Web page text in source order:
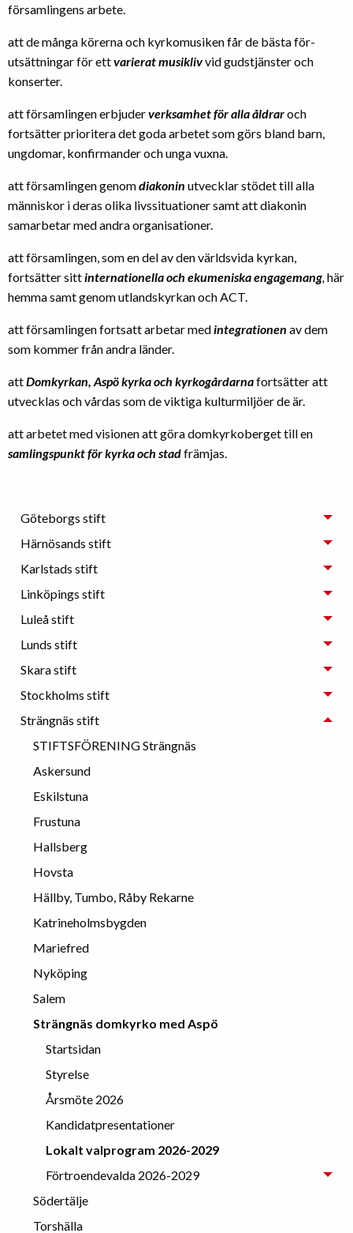
församlingens arbete.
att de många körerna och kyrkomusiken får de bästa för-
utsättningar för ettvarierat musiklivvid gudstjänster och
konserter.
att församlingen erbjuderverksamhet för alla åldraroch
fortsätter prioritera det goda arbetet som görs bland barn,
ungdomar, konfirmander och unga vuxna.
att församlingen genomdiakonin utvecklar stödet till alla
människor i deras olika livssituationer samt att diakonin
samarbetar med andra organisationer.
att församlingen, som en del av den världsvida kyrkan,
fortsätter sittinternationella och ekumeniska engagemang,här
hemma samt genom utlandskyrkan och ACT.
att församlingen fortsatt arbetar medintegrationen av dem
som kommer från andra länder.
attDomkyrkan, Aspö kyrka och kyrkogårdarnafortsätter att
utvecklas och vårdas som de viktiga kulturmiljöer de är.
att arbetet med visionen att göra domkyrkoberget till en
samlingspunkt för kyrka och stadfrämjas.
Göteborgs stift
Härnösands stift
Karlstads stift
Linköpings stift
Luleå stift
Lunds stift
Skara stift
Stockholms stift
Strängnäs stift
STIFTSFÖRENING Strängnäs
Askersund
Eskilstuna
Frustuna
Hallsberg
Hovsta
Hällby, Tumbo, Råby Rekarne
Katrineholmsbygden
Mariefred
Nyköping
Salem
Strängnäs domkyrko med Aspö
Startsidan
Styrelse
Årsmöte 2026
Kandidatpresentationer
Lokalt valprogram 2026-2029
Förtroendevalda 2026-2029
Södertälje
Torshälla